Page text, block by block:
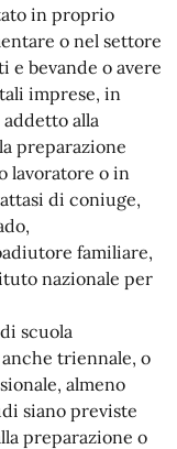
in proprio
o nel settore
e bevande o avere
imprese, in
alla
preparazione
lavoratore o in
di coniuge,
familiare,
nazionale per
scuola
triennale, o
almeno
siano previste
preparazione o